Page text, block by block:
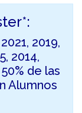
2019,
2014,
de las
Alumnos